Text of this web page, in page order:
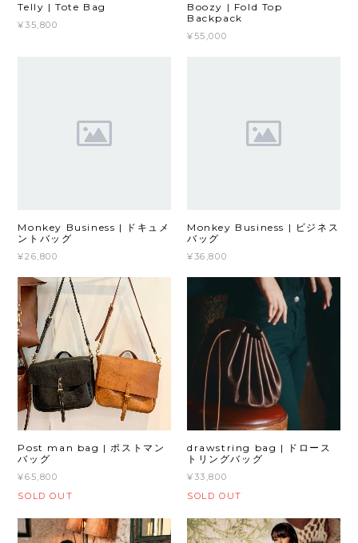
Telly | Tote Bag
¥35,800
Boozy | Fold Top
Backpack
¥55,000
Monkey Business | ドキュメ
ントバッグ
¥26,800
Monkey Business | ビジネス
バッグ
¥36,800
Post man bag | ポストマン
バッグ
¥65,800
SOLD OUT
drawstring bag | ドロース
トリングバッグ
¥33,800
SOLD OUT